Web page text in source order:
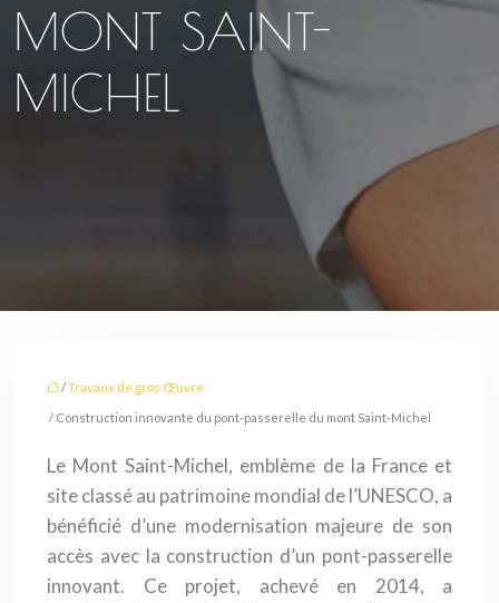
MONT SAINT-
MICHEL
/Travaux de gros Œuvre
/ Construction innovante du pont-passerelle du mont Saint-Michel
Le Mont Saint-Michel, emblème de la France et
site classé au patrimoine mondial de l’UNESCO, a
bénéficié d’une modernisation majeure de son
accès avec la construction d’un pont-passerelle
innovant. Ce projet, achevé en 2014, a